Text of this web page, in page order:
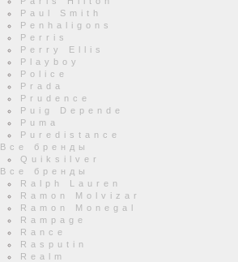
Paul Smith
Penhaligons
Perris
Perry Ellis
Playboy
Police
Prada
Prudence
Puig Depende
Puma
Puredistance
Все бренды
Quiksilver
Все бренды
Ralph Lauren
Ramon Molvizar
Ramon Monegal
Rampage
Rance
Rasputin
Realm